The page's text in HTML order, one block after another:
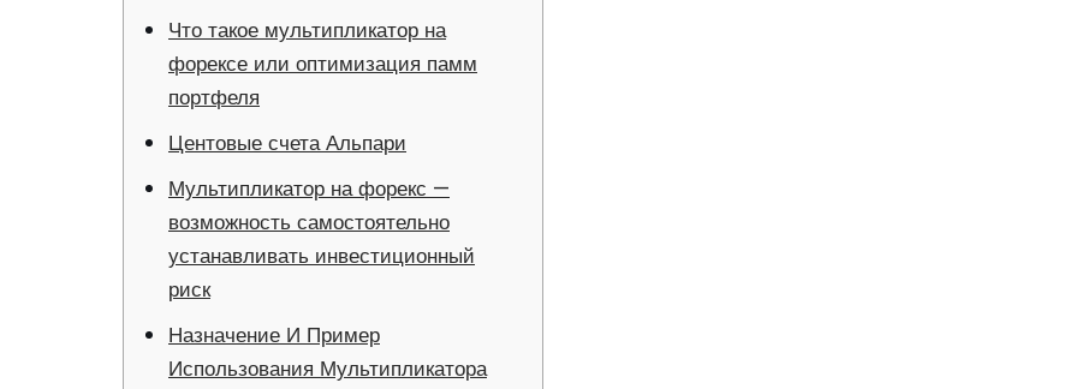
Что такое мультипликатор на
форексе или оптимизация памм
портфеля
Центовые счета Альпари
Мультипликатор на форекс —
возможность самостоятельно
устанавливать инвестиционный
риск
Назначение И Пример
Использования Мультипликатора